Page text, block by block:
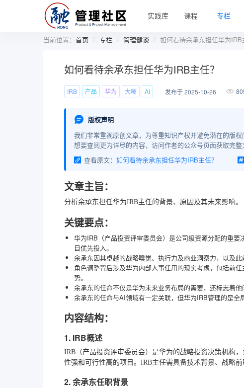
实践库 课程 专栏
当前位置： 首页 专栏 管理健谈 如何看待余承东担任华为IRB
如何看待余承东担任华为IRB主任？
IRB 产品 华为 大嘴 AI 发布于 2025-10-26
版权声明
我们非常重视原创文章，为尊重知识产权并避免潜在的版
想要查阅更为详尽的内容，访问作者的公众号页面获取完整
查看原文： 如何看待余承东担任华为IRB主任？
文章主旨：
分析余承东担任华为IRB主任的背景、原因及其未来影响。
关键要点：
华为IRB（产品投资评审委员会）是公司级资源分配的重
目优先投入。
余承东因其卓越的战略嗅觉、执行力及商业洞察力，以及
角色调整背后涉及华为内部人事任用的现实考虑，包括前
势。
余承东的任命不仅是华为未来业务布局的需要，还标志着
余承东的任命与AI领域有一定关联，但华为IRB管理的是全
内容结构：
1. IRB概述
IRB（产品投资评审委员会）是华为的战略投资决策机构
性强和可行性高的项目。IRB主任需具备技术背景、战略前
2. 余承东任职背景